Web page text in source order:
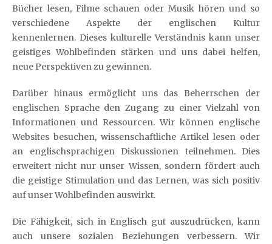
Bücher lesen, Filme schauen oder Musik hören und so
verschiedene Aspekte der englischen Kultur
kennenlernen. Dieses kulturelle Verständnis kann unser
geistiges Wohlbefinden stärken und uns dabei helfen,
neue Perspektiven zu gewinnen.
Darüber hinaus ermöglicht uns das Beherrschen der
englischen Sprache den Zugang zu einer Vielzahl von
Informationen und Ressourcen. Wir können englische
Websites besuchen, wissenschaftliche Artikel lesen oder
an englischsprachigen Diskussionen teilnehmen. Dies
erweitert nicht nur unser Wissen, sondern fördert auch
die geistige Stimulation und das Lernen, was sich positiv
auf unser Wohlbefinden auswirkt.
Die Fähigkeit, sich in Englisch gut auszudrücken, kann
auch unsere sozialen Beziehungen verbessern. Wir